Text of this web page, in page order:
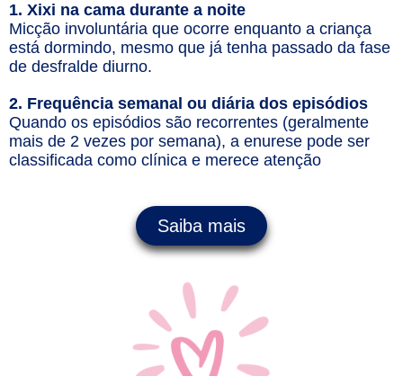
1. Xixi na cama durante a noite
Micção involuntária que ocorre enquanto a criança
está dormindo, mesmo que já tenha passado da fase
de desfralde diurno.
2. Frequência semanal ou diária dos episódios
Quando os episódios são recorrentes (geralmente
mais de 2 vezes por semana), a enurese pode ser
classificada como clínica e merece atenção
Saiba mais